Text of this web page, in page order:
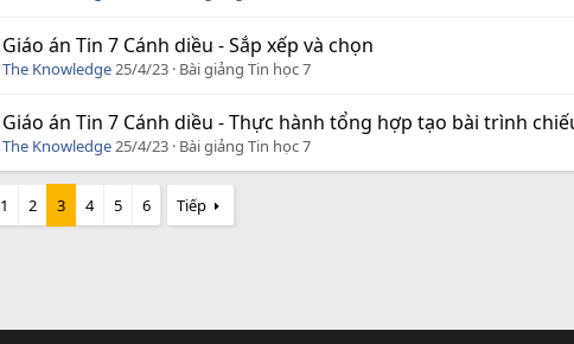
Giáo án Tin 7 Cánh diều - Sắp xếp và chọn
The Knowledge25/4/23 Bài giảng Tin học 7
Giáo án Tin 7 Cánh diều - Thực hành tổng hợp tạo bài trình
The Knowledge25/4/23 Bài giảng Tin học 7
1 2 3 4 5 6 Tiếp